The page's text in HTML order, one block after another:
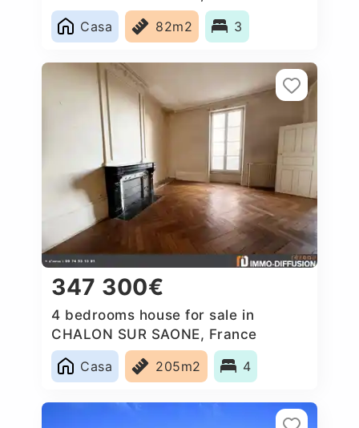
Casa
82m2 3
347 300€
4 bedrooms house for sale in
CHALON SUR SAONE, France
Casa
205m2 4